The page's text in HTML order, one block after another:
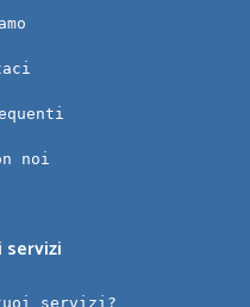
noi
servizi?